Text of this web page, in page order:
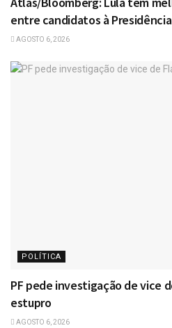
entre candidatos à Presidência
AGOSTO 6, 2026
POLÍTICA
PF pede investigação de vice
estupro
AGOSTO 6, 2026